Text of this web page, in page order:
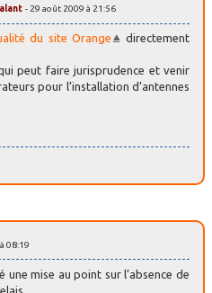
- 29 août 2009 à 21:56
du site Orange
directement
peut faire jurisprudence et venir
pour l’installation d’antennes
08:19
une mise au point sur l’absence de